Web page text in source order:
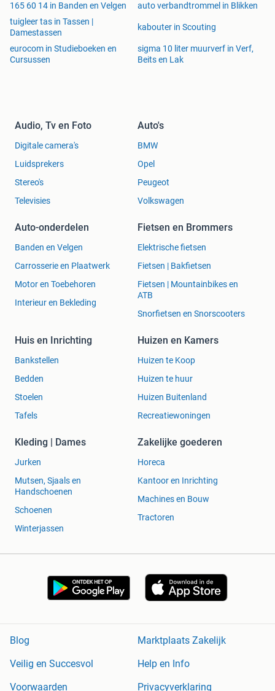
165 60 14 in Banden en Velgen
auto verbandtrommel in Blikken
tuigleer tas in Tassen |
Damestassen
kabouter in Scouting
eurocom in Studieboeken en
Cursussen
sigma 10 liter muurverf in Verf,
Beits en Lak
Audio, Tv en Foto
Digitale camera's
Luidsprekers
Stereo's
Televisies
Auto's
BMW
Opel
Peugeot
Volkswagen
Auto-onderdelen
Banden en Velgen
Carrosserie en Plaatwerk
Motor en Toebehoren
Interieur en Bekleding
Fietsen en Brommers
Elektrische fietsen
Fietsen | Bakfietsen
Fietsen | Mountainbikes en
ATB
Snorfietsen en Snorscooters
Huis en Inrichting
Bankstellen
Bedden
Stoelen
Tafels
Huizen en Kamers
Huizen te Koop
Huizen te huur
Huizen Buitenland
Recreatiewoningen
Kleding | Dames
Jurken
Mutsen, Sjaals en
Handschoenen
Schoenen
Winterjassen
Zakelijke goederen
Horeca
Kantoor en Inrichting
Machines en Bouw
Tractoren
Blog
Marktplaats Zakelijk
Veilig en Succesvol
Help en Info
Voorwaarden
Privacyverklaring